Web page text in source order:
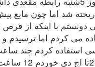
شد اما چون مایع
دونستم با اینکه از قرص
می کردم اما ترسیدم
استفاده کردم چند